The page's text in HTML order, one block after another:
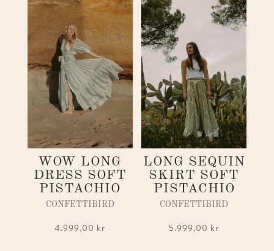
WOW LONG
DRESS SOFT
PISTACHIO
CONFETTIBIRD
4.999,00 kr
LONG SEQUIN
SKIRT SOFT
PISTACHIO
CONFETTIBIRD
5.999,00 kr